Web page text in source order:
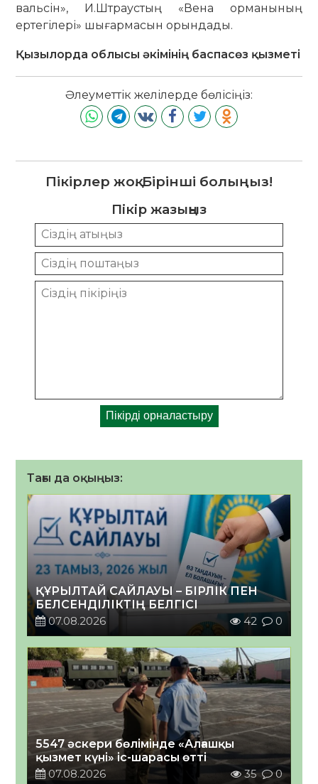
вальсін», И.Штраустың «Вена орманының
ертегілері» шығармасын орындады.
Қызылорда облысы әкімінің баспасөз қызметі
Әлеуметтік желілерде бөлісіңіз:
Пікірлер жоқ. Бірінші болыңыз!
Пікір жазыңыз
Тағы да оқыңыз:
ҚҰРЫЛТАЙ САЙЛАУЫ – БІРЛІК ПЕН
БЕЛСЕНДІЛІКТІҢ БЕЛГІСІ
07.08.2026
42 0
5547 әскери бөлімінде «Алғашқы
қызмет күні» іс-шарасы өтті
07.08.2026
35 0